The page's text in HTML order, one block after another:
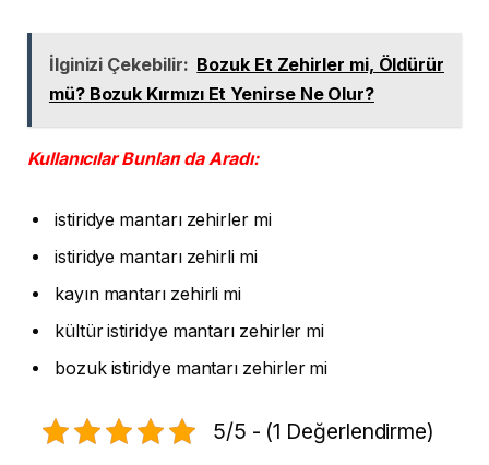
İlginizi Çekebilir: Bozuk Et Zehirler mi, Öldürür
mü? Bozuk Kırmızı Et Yenirse Ne Olur?
Kullanıcılar Bunları da Aradı:
istiridye mantarı zehirler mi
istiridye mantarı zehirli mi
kayın mantarı zehirli mi
kültür istiridye mantarı zehirler mi
bozuk istiridye mantarı zehirler mi
5/5 - (1 Değerlendirme)